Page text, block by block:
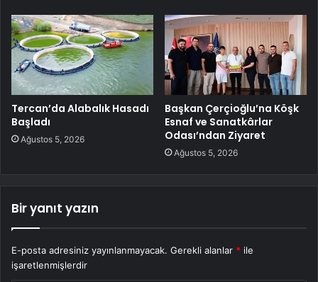
Tercan’da Alabalık Hasadı
Başladı
Ağustos 5, 2026
Başkan Çerçioğlu’na Köşk
Esnaf ve Sanatkârlar
Odası’ndan Ziyaret
Ağustos 5, 2026
Bir yanıt yazın
E-posta adresiniz yayınlanmayacak. Gerekli alanlar * ile
işaretlenmişlerdir